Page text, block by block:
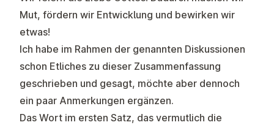
Mut, fördern wir Entwicklung und bewirken wir
etwas!
Ich habe im Rahmen der genannten Diskussionen
schon Etliches zu dieser Zusammenfassung
geschrieben und gesagt, möchte aber dennoch
ein paar Anmerkungen ergänzen.
Das Wort im ersten Satz, das vermutlich die